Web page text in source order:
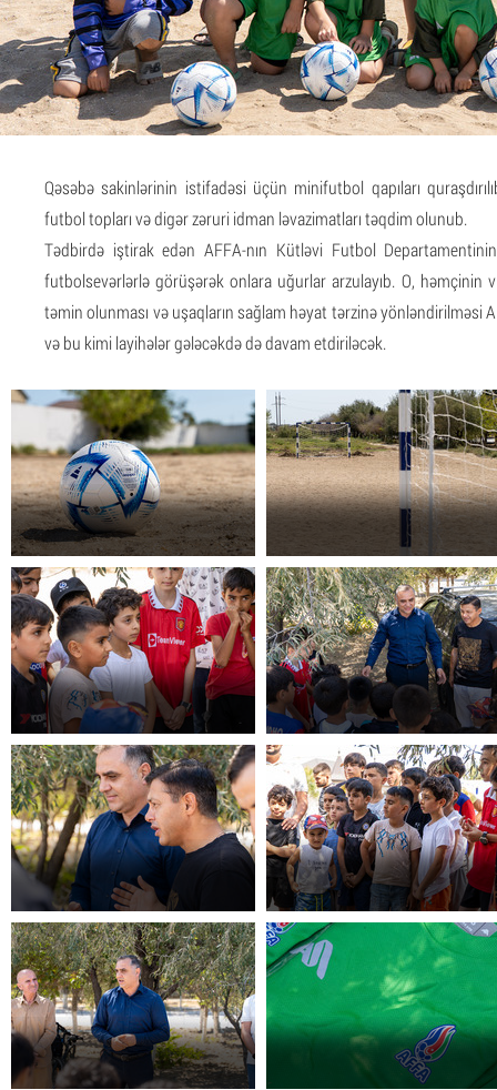
Qəsəbə sakinlərinin istifadəsi üçün minifutbol qapıları
futbol topları və digər zəruri idman ləvazimatları təqdim olunub.
Tədbirdə iştirak edən AFFA-nın Kütləvi Futbol
futbolsevərlərlə görüşərək onlara uğurlar arzulayıb. O, həmçinin
təmin olunması və uşaqların sağlam həyat tərzinə yönləndirilməsi
və bu kimi layihələr gələcəkdə də davam etdiriləcək.